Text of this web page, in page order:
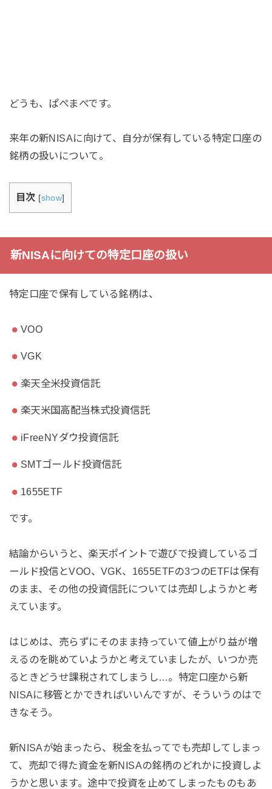
どうも、ぱぺまぺです。
来年の新NISAに向けて、自分が保有している特定口座の
銘柄の扱いについて。
目次 [show]
新NISAに向けての特定口座の扱い
特定口座で保有している銘柄は、
VOO
VGK
楽天全米投資信託
楽天米国高配当株式投資信託
iFreeNYダウ投資信託
SMTゴールド投資信託
1655ETF
です。
結論からいうと、楽天ポイントで遊びで投資しているゴ
ールド投信とVOO、VGK、1655ETFの3つのETFは保有
のまま、その他の投資信託については売却しようかと考
えています。
はじめは、売らずにそのまま持っていて値上がり益が増
えるのを眺めていようかと考えていましたが、いつか売
るときどうせ課税されてしまうし…。特定口座から新
NISAに移管とかできればいいんですが、そういうのはで
きなそう。
新NISAが始まったら、税金を払ってでも売却してしまっ
て、売却で得た資金を新NISAの銘柄のどれかに投資しよ
うかと思います。途中で投資を止めてしまったものもあ